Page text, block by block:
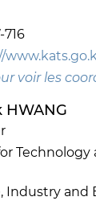
voir les
HWANG
Industry and